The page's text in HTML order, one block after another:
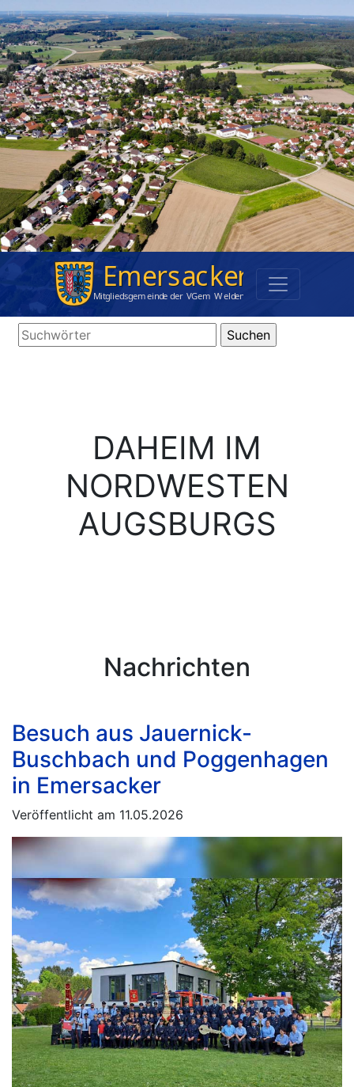
DAHEIM IM
NORDWESTEN
AUGSBURGS
Nachrichten
Besuch aus Jauernick-
Buschbach und Poggenhagen
in Emersacker
Veröffentlicht am 11.05.2026